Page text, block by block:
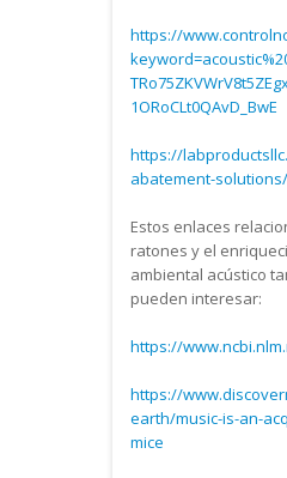
https://
1ORoCLt0QAvD_BwE
https://
abatement-solutions/
Estos enlaces
ratones y el
ambiental acústico
pueden interesar:
https://
https://
earth/music-is-an-
mice